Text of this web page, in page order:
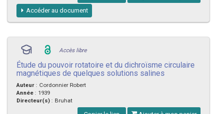
Accéder au document
Accès libre
Étude du pouvoir rotatoire et du dichroïsme circulaire
magnétiques de quelques solutions salines
Auteur : Cordonnier Robert
Année : 1939
Directeur(s) : Bruhat